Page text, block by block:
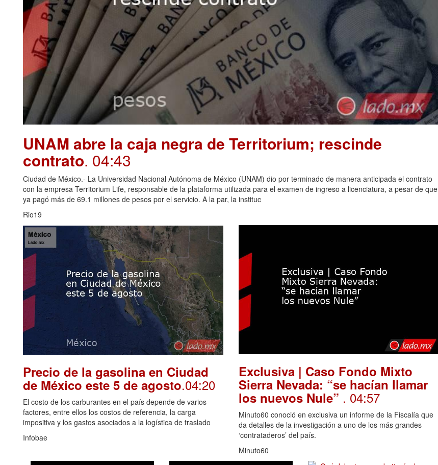
UNAM abre la caja negra de Territorium; rescinde
contrato. 04:43
Ciudad de México.- La Universidad Nacional Autónoma de México (UNAM) dio por terminado de manera anticipada el contrato
con la empresa Territorium Life, responsable de la plataforma utilizada para el examen de ingreso a licenciatura, a pesar de que
ya pagó más de 69.1 millones de pesos por el servicio. A la par, la instituc
Rio19
Precio de la gasolina en Ciudad
de México este 5 de agosto.04:20
El costo de los carburantes en el país depende de varios
factores, entre ellos los costos de referencia, la carga
impositiva y los gastos asociados a la logística de traslado
Infobae
Exclusiva | Caso Fondo Mixto
Sierra Nevada: “se hacían llamar
los nuevos Nule” . 04:57
Minuto60 conoció en exclusiva un informe de la Fiscalía que
da detalles de la investigación a uno de los más grandes
‘contrataderos’ del país.
Minuto60